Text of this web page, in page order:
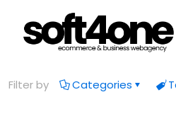
Filter by Categories